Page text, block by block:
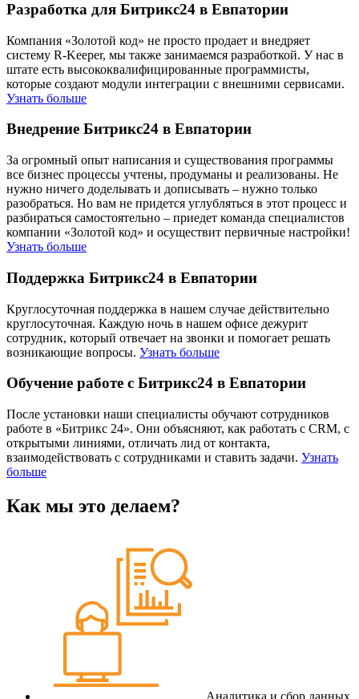
Разработка для Битрикс24 в Евпатории
Компания «Золотой код» не просто продает и внедряет
систему R-Keeper, мы также занимаемся разработкой. У нас в
штате есть высококвалифицированные программисты,
которые создают модули интеграции с внешними сервисами.
Узнать больше
Внедрение Битрикс24 в Евпатории
За огромный опыт написания и существования программы
все бизнес процессы учтены, продуманы и реализованы. Не
нужно ничего доделывать и дописывать – нужно только
разобраться. Но вам не придется углубляться в этот процесс и
разбираться самостоятельно – приедет команда специалистов
компании «Золотой код» и осуществит первичные настройки!
Узнать больше
Поддержка Битрикс24 в Евпатории
Круглосуточная поддержка в нашем случае действительно
круглосуточная. Каждую ночь в нашем офисе дежурит
сотрудник, который отвечает на звонки и помогает решать
возникающие вопросы. Узнать больше
Обучение работе с Битрикс24 в Евпатории
После установки наши специалисты обучают сотрудников
работе в «Битрикс 24». Они объясняют, как работать с CRM, с
открытыми линиями, отличать лид от контакта,
взаимодействовать с сотрудниками и ставить задачи. Узнать
больше
Как мы это делаем?
Аналитика и сбор данных